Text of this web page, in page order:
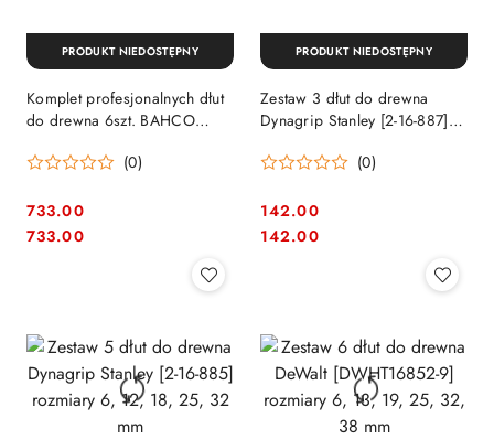
Komplet profesjonalnych dłut
do drewna 6szt. BAHCO
(0)
Cena:
733.00
Cena:
733.00
PRODUKT NIEDOSTĘPNY
Zestaw 3 dłut do drewna
Dynagrip Stanley [2-16-887]
(0)
Cena:
142.00
Cena:
142.00
PRODUKT NIEDOSTĘPNY